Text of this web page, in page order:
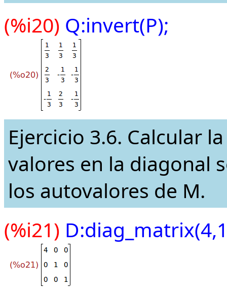
(%i20) Q:invert(P);
Ejercicio 3.6. Calcular
valores en la diagonal
los autovalores de M.
(%i21)